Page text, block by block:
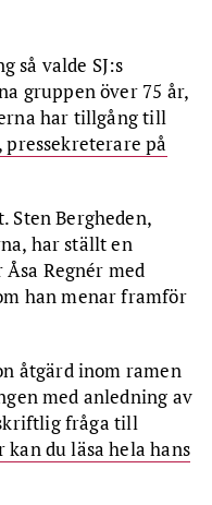
så valde SJ:s
gruppen över 75 år,
har tillgång till
pressekreterare på
Sten Bergheden,
har ställt en
Regnér med
han menar framför
åtgärd inom ramen
med anledning av
fråga till
kan du läsa hela hans